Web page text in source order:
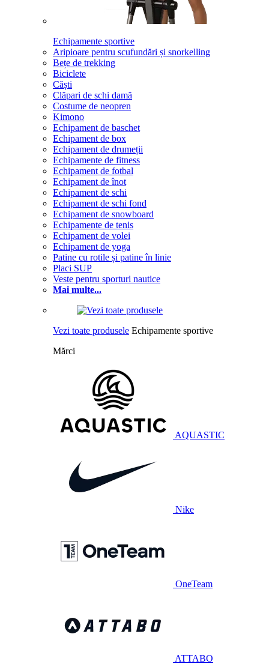
Echipamente sportive
Aripioare pentru scufundări și snorkelling
Bețe de trekking
Biciclete
Căști
Clăpari de schi damă
Costume de neopren
Kimono
Echipament de baschet
Echipament de box
Echipament de drumeții
Echipamente de fitness
Echipament de fotbal
Echipament de înot
Echipament de schi
Echipament de schi fond
Echipament de snowboard
Echipamente de tenis
Echipament de volei
Echipament de yoga
Patine cu rotile și patine în linie
Placi SUP
Veste pentru sporturi nautice
Mai multe...
Vezi toate produsele Echipamente sportive
Mărci
AQUASTIC
Nike
OneTeam
ATTABO